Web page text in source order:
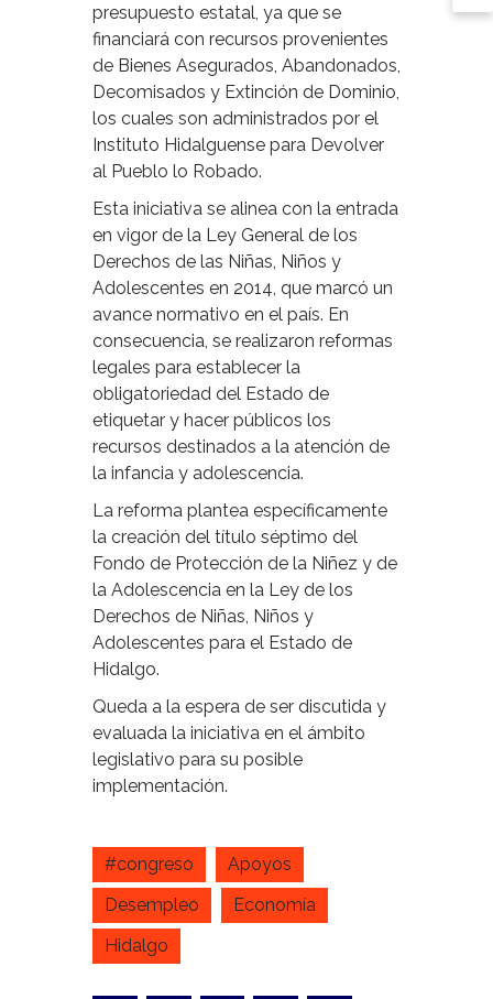
presupuesto estatal, ya que se
financiará con recursos provenientes
de Bienes Asegurados, Abandonados,
Decomisados y Extinción de Dominio,
los cuales son administrados por el
Instituto Hidalguense para Devolver
al Pueblo lo Robado.
Esta iniciativa se alinea con la entrada
en vigor de la Ley General de los
Derechos de las Niñas, Niños y
Adolescentes en 2014, que marcó un
avance normativo en el país. En
consecuencia, se realizaron reformas
legales para establecer la
obligatoriedad del Estado de
etiquetar y hacer públicos los
recursos destinados a la atención de
la infancia y adolescencia.
La reforma plantea específicamente
la creación del título séptimo del
Fondo de Protección de la Niñez y de
la Adolescencia en la Ley de los
Derechos de Niñas, Niños y
Adolescentes para el Estado de
Hidalgo.
Queda a la espera de ser discutida y
evaluada la iniciativa en el ámbito
legislativo para su posible
implementación.
#congreso
Apoyos
Desempleo
Economía
Hidalgo